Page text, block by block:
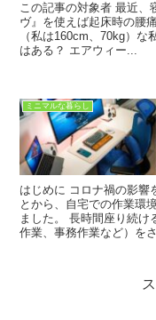
この記事の対象者 最近
ヴ』を使えば起床時の腰
（私は160cm、70kg）
はある？ エアウィー...
ミニマルな暮らし
はじめに コロナ禍の影響
とから、自宅での作業環
ました。 長時間座り続け
作業、事務作業など）を